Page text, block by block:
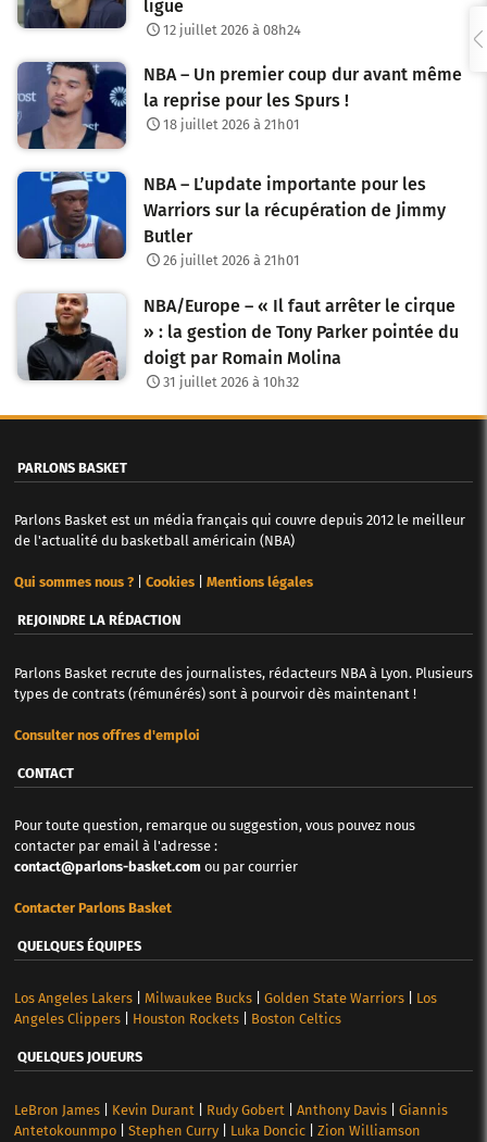
o
d
e
s
r
c
s
ligue
12 juillet 2026 à 08h24
NBA – Un premier coup dur avant même
la reprise pour les Spurs !
18 juillet 2026 à 21h01
NBA – L’update importante pour les
Warriors sur la récupération de Jimmy
Butler
26 juillet 2026 à 21h01
NBA/Europe – « Il faut arrêter le cirque
» : la gestion de Tony Parker pointée du
doigt par Romain Molina
31 juillet 2026 à 10h32
PARLONS BASKET
Parlons Basket est un média français qui couvre depuis 2012 le meilleur
de l'actualité du basketball américain (NBA)
Qui sommes nous ?| Cookies| Mentions légales
REJOINDRE LA RÉDACTION
Parlons Basket recrute des journalistes, rédacteurs NBA à Lyon. Plusieurs
types de contrats (rémunérés) sont à pourvoir dès maintenant !
Consulter nos offres d'emploi
CONTACT
Pour toute question, remarque ou suggestion, vous pouvez nous
contacter par email à l'adresse :
contact@parlons-basket.com ou par courrier
Contacter Parlons Basket
QUELQUES ÉQUIPES
Los Angeles Lakers| Milwaukee Bucks| Golden State Warriors| Los
Angeles Clippers| Houston Rockets| Boston Celtics
QUELQUES JOUEURS
LeBron James| Kevin Durant Rudy Gobert Anthony Davis| Giannis
Antetokounmpo| Stephen Curry| Luka Doncic| Zion Williamson